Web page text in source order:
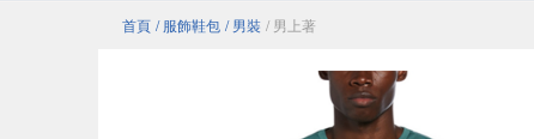
首頁 / 服飾鞋包 / 男裝 / 男上著